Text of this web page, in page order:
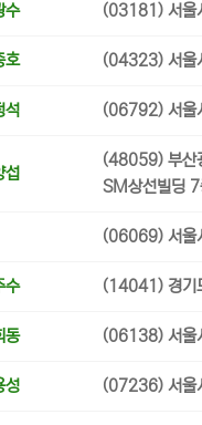
수 (03181) 서울
호 (04323) 서울
석 (06792) 서울
섭
(48059) 부산
SM상선빌딩 7
(06069) 서울
수 (14041) 경기
동 (06138) 서울
성 (07236) 서울